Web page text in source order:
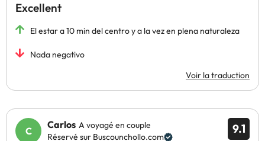
Excellent
El estar a 10 min del centro y a la vez en plena naturaleza
Nada negativo
Voir la traduction
9.1
Carlos A voyagé en couple
Réservé sur Buscounchollo.com